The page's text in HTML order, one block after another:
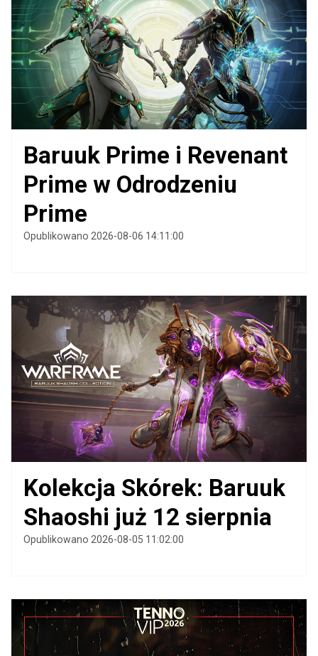
Baruuk Prime i Revenant
Prime w Odrodzeniu
Prime
Opublikowano 2026-08-06 14:11:00
Kolekcja Skórek: Baruuk
Shaoshi już 12 sierpnia
Opublikowano 2026-08-05 11:02:00